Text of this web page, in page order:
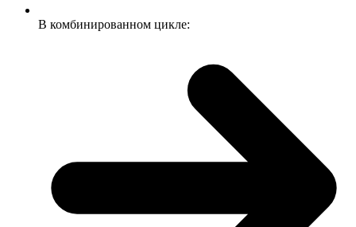
В комбинированном цикле: